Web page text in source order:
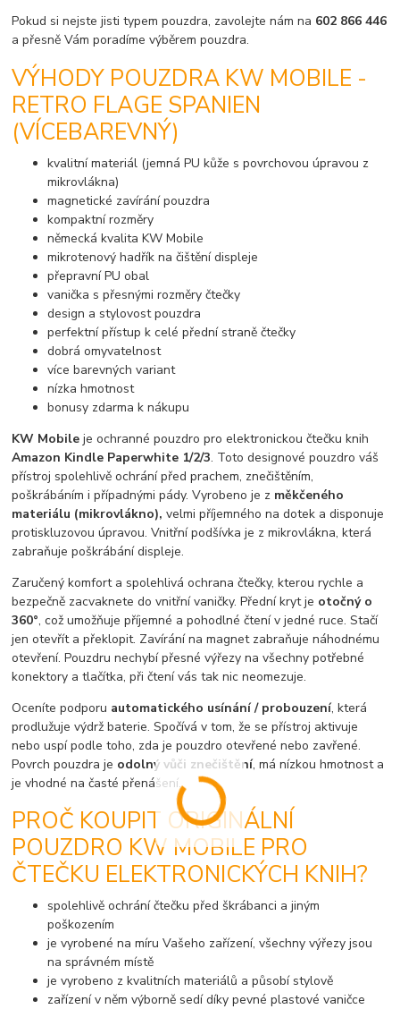
Pokud si nejste jisti typem pouzdra, zavolejte nám na 602 866 446
a přesně Vám poradíme výběrem pouzdra.
VÝHODY POUZDRA KW MOBILE -
RETRO FLAGE SPANIEN
(VÍCEBAREVNÝ)
kvalitní materiál (jemná PU kůže s povrchovou úpravou z
mikrovlákna)
magnetické zavírání pouzdra
kompaktní rozměry
německá kvalita KW Mobile
mikrotenový hadřík na čištění displeje
přepravní PU obal
vanička s přesnými rozměry čtečky
design a stylovost pouzdra
perfektní přístup k celé přední straně čtečky
dobrá omyvatelnost
více barevných variant
nízka hmotnost
bonusy zdarma k nákupu
KW Mobile je ochranné pouzdro pro elektronickou čtečku knih
Amazon Kindle Paperwhite 1/2/3. Toto designové pouzdro váš
přístroj spolehlivě ochrání před prachem, znečištěním,
poškrábáním i případnými pády. Vyrobeno je z měkčeného
materiálu (mikrovlákno), velmi příjemného na dotek a disponuje
protiskluzovou úpravou. Vnitřní podšívka je z mikrovlákna, která
zabraňuje poškrábání displeje.
Zaručený komfort a spolehlivá ochrana čtečky, kterou rychle a
bezpečně zacvaknete do vnitřní vaničky. Přední kryt je otočný o
360°, což umožňuje příjemné a pohodlné čtení v jedné ruce. Stačí
jen otevřít a překlopit. Zavírání na magnet zabraňuje náhodnému
otevření. Pouzdru nechybí přesné výřezy na všechny potřebné
konektory a tlačítka, při čtení vás tak nic neomezuje.
Oceníte podporu automatického usínání / probouzení, která
prodlužuje výdrž baterie. Spočívá v tom, že se přístroj aktivuje
nebo uspí podle toho, zda je pouzdro otevřené nebo zavřené.
Povrch pouzdra je odolný vůči znečištění, má nízkou hmotnost a
je vhodné na časté přenášení.
PROČ KOUPIT ORIGINÁLNÍ
POUZDRO KW MOBILE PRO
ČTEČKU ELEKTRONICKÝCH KNIH?
spolehlivě ochrání čtečku před škrábanci a jiným
poškozením
je vyrobené na míru Vašeho zařízení, všechny výřezy jsou
na správném místě
je vyrobeno z kvalitních materiálů a působí stylově
zařízení v něm výborně sedí díky pevné plastové vaničce